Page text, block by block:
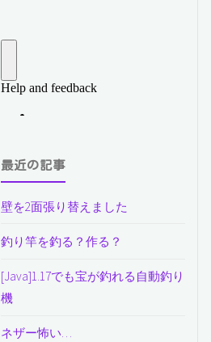
最近の記事
壁を2面張り替えました
釣り竿を釣る？作る？
[Java]1.17でも宝が釣れる自動釣り
機
ネザー怖い…